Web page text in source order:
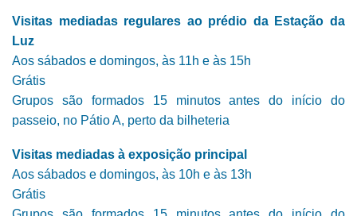
Visitas mediadas regulares ao prédio da Estação da
Luz
Aos sábados e domingos, às 11h e às 15h
Grátis
Grupos são formados 15 minutos antes do início do
passeio, no Pátio A, perto da bilheteria
Visitas mediadas à exposição principal
Aos sábados e domingos, às 10h e às 13h
Grátis